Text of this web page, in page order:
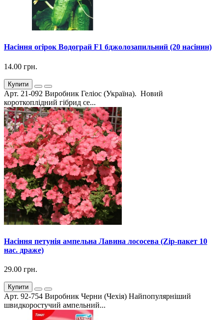
Насіння огірок Водограй F1 бджолозапильний (20 насінин)
14.00 грн.
Купити
Арт. 21-092 Виробник Геліос (Україна). Новий
короткоплідний гібрид се...
Насіння петунія ампельна Лавина лососева (Zip-пакет 10
нас. драже)
29.00 грн.
Купити
Арт. 92-754 Виробник Черни (Чехія) Найпопулярніший
швидкоростучий ампельний...